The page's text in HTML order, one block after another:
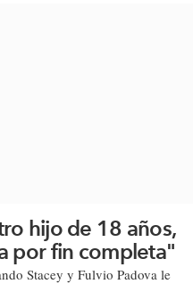
hijo de 18 años,
por fin completa"
Stacey y Fulvio Padova le